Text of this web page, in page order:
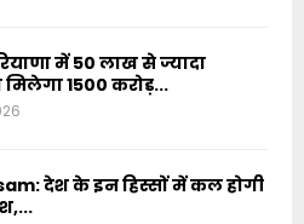
में 50 लाख से ज्यादा
मिलेगा 1500 करोड़...
देश के इन हिस्सों में कल होगी